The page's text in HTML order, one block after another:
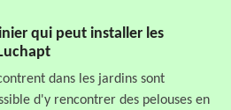
qui peut installer les
dans les jardins sont
d'y rencontrer des pelouses en